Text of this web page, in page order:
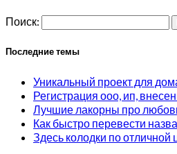
Поиск:
Последние темы
Уникальный проект для
Регистрация ооо, ип,
Лучшие лакорны про
Как быстро перевести
Здесь колодки по отличной